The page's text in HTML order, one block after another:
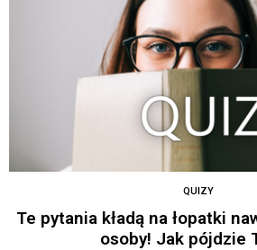
QUIZY
Te pytania kładą na łopatki
osoby! Jak pójdzie